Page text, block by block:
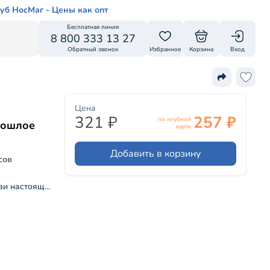
НосМаг - Цены как опт
Бесплатная линия
8 800 333 13 27
Обратный звонок Избранное Корзина Вход
"Темное прошлое, светлое будущее (Живи настоящим)"
Цена
321 ₽
по клубной
карте 257 ₽
Добавить в корзину